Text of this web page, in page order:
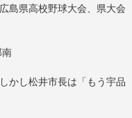
島県高校野球大会、県大会
かし松井市長は「もう宇品